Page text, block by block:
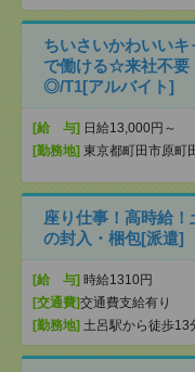
ちいさいかわいい
で働ける☆来社不要
◎/T1[アルバイト]
[給 与] 日給13,000円～
[勤務地] 東京都町田市原町
座り仕事！高時給
の封入・梱包[派遣]
[給 与] 時給1310円
[交通費]交通費支給有り
[勤務地] 土呂駅から徒歩13